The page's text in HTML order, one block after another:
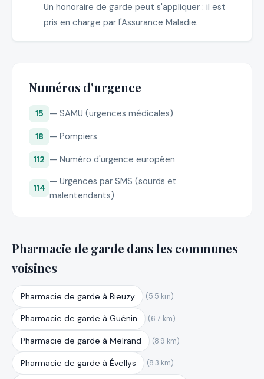
Un honoraire de garde peut s'appliquer : il est
pris en charge par l'Assurance Maladie.
Numéros d'urgence
15 — SAMU (urgences médicales)
18 — Pompiers
112 — Numéro d'urgence européen
114
— Urgences par SMS (sourds et
malentendants)
Pharmacie de garde dans les communes
voisines
Pharmacie de garde à Bieuzy (5.5 km)
Pharmacie de garde à Guénin (6.7 km)
Pharmacie de garde à Melrand (8.9 km)
Pharmacie de garde à Évellys (8.3 km)